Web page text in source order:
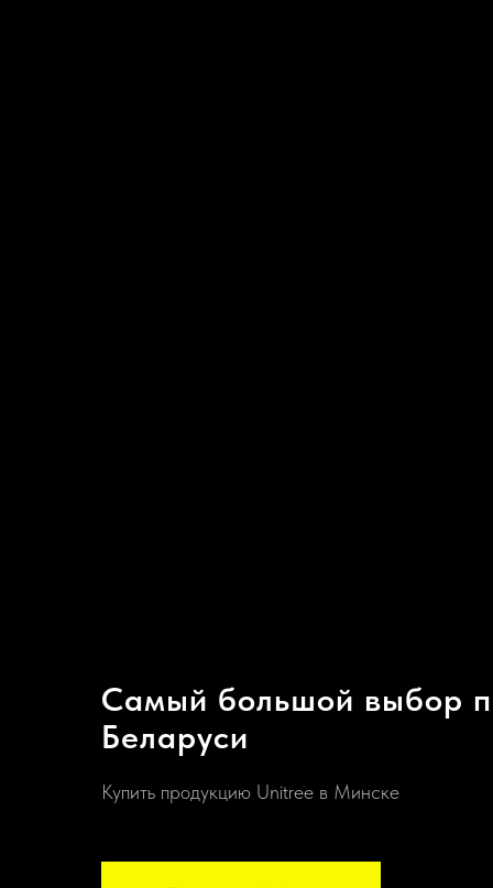
Самый большой выбор
Беларуси
Купить продукцию Unitree в Минске